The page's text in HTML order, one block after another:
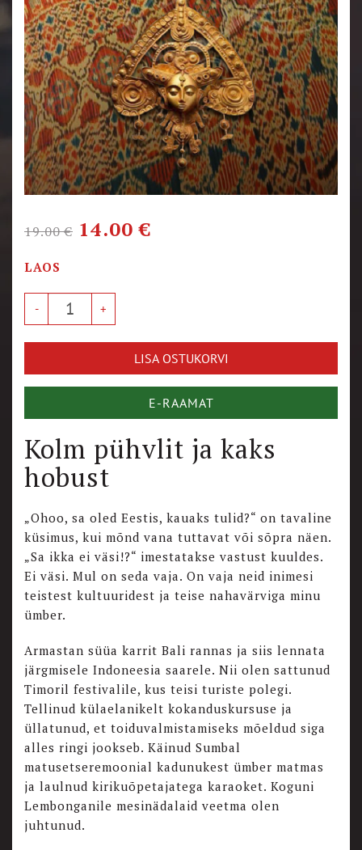
19.00€ 14.00€
LAOS
LISA OSTUKORVI
E-RAAMAT
Kolm pühvlit ja kaks
hobust
„Ohoo, sa oled Eestis, kauaks tulid?“ on tavaline
küsimus, kui mõnd vana tuttavat või sõpra näen.
„Sa ikka ei väsi!?“ imestatakse vastust kuuldes.
Ei väsi. Mul on seda vaja. On vaja neid inimesi
teistest kultuuridest ja teise nahavärviga minu
ümber.
Armastan süüa karrit Bali rannas ja siis lennata
järgmisele Indoneesia saarele. Nii olen sattunud
Timoril festivalile, kus teisi turiste polegi.
Tellinud külaelanikelt kokanduskursuse ja
üllatunud, et toiduvalmistamiseks mõeldud siga
alles ringi jookseb. Käinud Sumbal
matusetseremoonial kadunukest ümber matmas
ja laulnud kirikuõpetajatega karaoket. Koguni
Lembonganile mesinädalaid veetma olen
juhtunud.